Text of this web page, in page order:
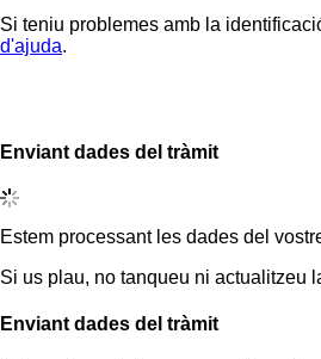
Si teniu problemes amb la
d'ajuda.
Enviant dades del tràmit
Estem processant les dades del
Si us plau, no tanqueu ni actualitzeu
Enviant dades del tràmit